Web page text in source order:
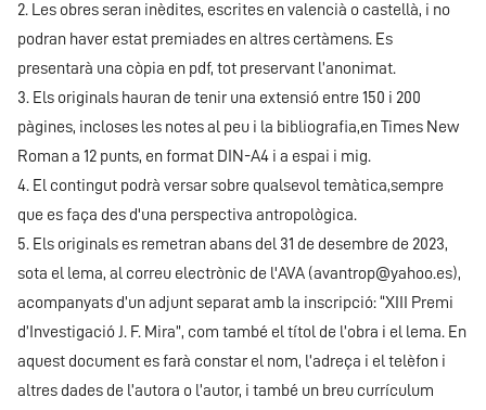
2. Les obres seran inèdites, escrites en valencià o castellà, i no
podran haver estat premiades en altres certàmens. Es
presentarà una còpia en pdf, tot preservant l’anonimat.
3. Els originals hauran de tenir una extensió entre 150 i 200
pàgines, incloses les notes al peu i la bibliografia,en Times New
Roman a 12 punts, en format DIN-A4 i a espai i mig.
4. El contingut podrà versar sobre qualsevol temàtica,sempre
que es faça des d'una perspectiva antropològica.
5. Els originals es remetran abans del 31 de desembre de 2023,
sota el lema, al correu electrònic de l'AVA (avantrop@yahoo.es),
acompanyats d’un adjunt separat amb la inscripció: “XIII Premi
d’Investigació J. F. Mira”, com també el títol de l’obra i el lema. En
aquest document es farà constar el nom, l’adreça i el telèfon i
altres dades de l’autora o l’autor, i també un breu currículum